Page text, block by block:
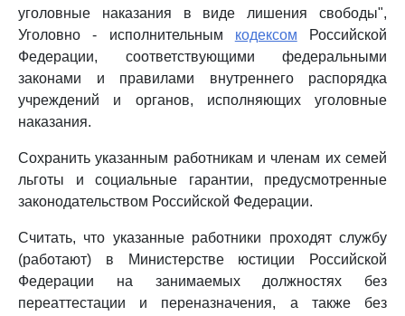
уголовные наказания в виде лишения свободы",
Уголовно - исполнительным кодексом Российской
Федерации, соответствующими федеральными
законами и правилами внутреннего распорядка
учреждений и органов, исполняющих уголовные
наказания.
Сохранить указанным работникам и членам их семей
льготы и социальные гарантии, предусмотренные
законодательством Российской Федерации.
Считать, что указанные работники проходят службу
(работают) в Министерстве юстиции Российской
Федерации на занимаемых должностях без
переаттестации и переназначения, а также без